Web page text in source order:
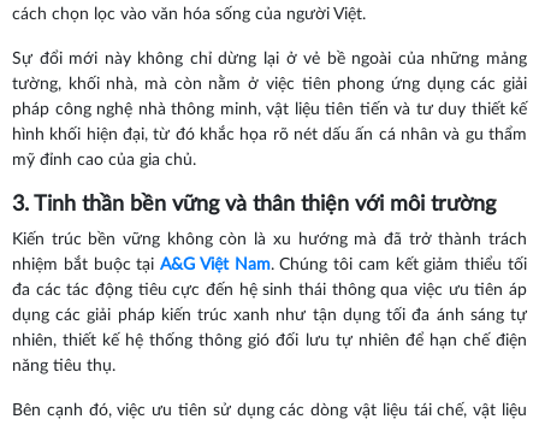
cách chọn lọc vào văn hóa sống của người Việt.
Sự đổi mới này không chỉ dừng lại ở vẻ bề ngoài của những mảng
tường, khối nhà, mà còn nằm ở việc tiên phong ứng dụng các giải
pháp công nghệ nhà thông minh, vật liệu tiên tiến và tư duy thiết kế
hình khối hiện đại, từ đó khắc họa rõ nét dấu ấn cá nhân và gu thẩm
mỹ đỉnh cao của gia chủ.
3. Tinh thần bền vững và thân thiện với môi trường
Kiến trúc bền vững không còn là xu hướng mà đã trở thành trách
nhiệm bắt buộc tạiA&G Việt Nam. Chúng tôi cam kết giảm thiểu tối
đa các tác động tiêu cực đến hệ sinh thái thông qua việc ưu tiên áp
dụng các giải pháp kiến trúc xanh như tận dụng tối đa ánh sáng tự
nhiên, thiết kế hệ thống thông gió đối lưu tự nhiên để hạn chế điện
năng tiêu thụ.
Bên cạnh đó, việc ưu tiên sử dụng các dòng vật liệu tái chế, vật liệu